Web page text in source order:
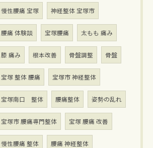
慢性腰痛 宝塚 神経整体 宝塚市
腰痛 体験談 宝塚腰痛 太もも 痛み
膝 痛み 根本改善 骨盤調整 骨盤
宝塚 整体 腰痛 宝塚市 神経整体
宝塚南口 整体 腰痛整体 姿勢の乱れ
宝塚市 腰痛専門整体 宝塚 腰痛 改善
慢性腰痛 整体 腰痛 神経整体